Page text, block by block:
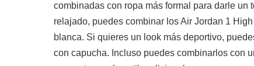
combinadas con ropa más formal para darle
relajado, puedes combinar los Air Jordan 1
blanca. Si quieres un look más deportivo,
con capucha. Incluso puedes combinarlos con